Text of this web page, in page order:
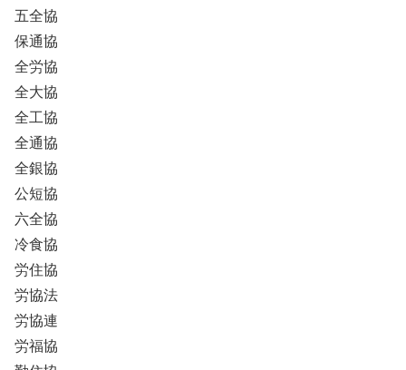
五全協
保通協
全労協
全大協
全工協
全通協
全銀協
公短協
六全協
冷食協
労住協
労協法
労協連
労福協